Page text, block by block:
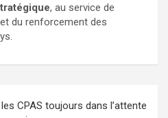
, au service de
du renforcement des
CPAS toujours dans l’attente